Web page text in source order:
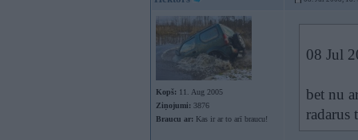
Kopš: 11. Aug 2005
Ziņojumi: 3876
Braucu ar: Kas ir ar to arī braucu!
08 Jul
bet nu
radarus